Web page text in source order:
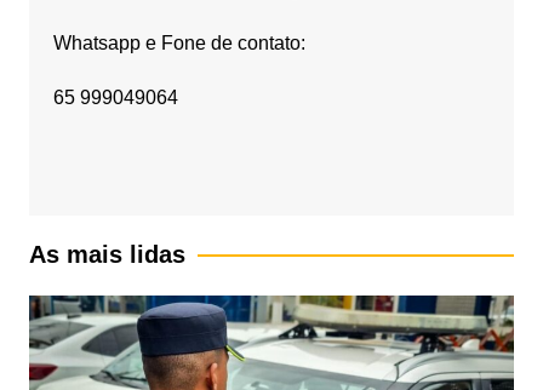
Whatsapp e Fone de contato:
65 999049064
As mais lidas